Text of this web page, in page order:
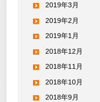
2019年3月
2019年2月
2019年1月
2018年12月
2018年11月
2018年10月
2018年9月